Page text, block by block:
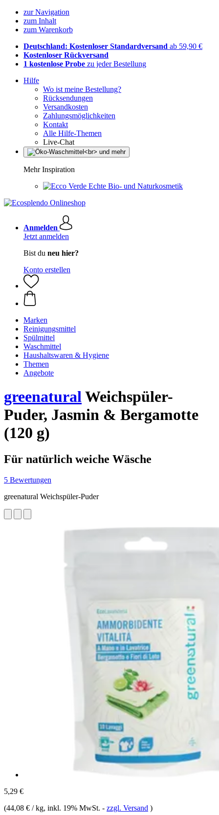
zur Navigation
zum Inhalt
zum Warenkorb
Deutschland: Kostenloser Standardversand ab 59,90 €
Kostenloser Rückversand
1 kostenlose Probe zu jeder Bestellung
Hilfe
Wo ist meine Bestellung?
Rücksendungen
Versandkosten
Zahlungsmöglichkeiten
Kontakt
Alle Hilfe-Themen
Live-Chat
Mehr Inspiration
Echte Bio- und Naturkosmetik
Anmelden
Jetzt anmelden
Bist du neu hier?
Konto erstellen
Marken
Reinigungsmittel
Spülmittel
Waschmittel
Haushaltswaren & Hygiene
Themen
Angebote
greenaturalWeichspüler-
Puder, Jasmin & Bergamotte
(120 g)
Für natürlich weiche Wäsche
5 Bewertungen
greenatural Weichspüler-Puder
5,29 €
(44,08 € / kg, inkl. 19% MwSt. - zzgl. Versand )